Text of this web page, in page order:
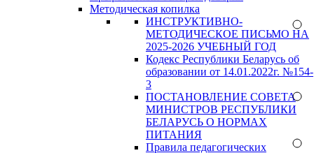
Методическая копилка
ИНСТРУКТИВНО-
МЕТОДИЧЕСКОЕ ПИСЬМО НА
2025-2026 УЧЕБНЫЙ ГОД
Кодекс Республики Беларусь об
образовании от 14.01.2022г. №154-
3
ПОСТАНОВЛЕНИЕ СОВЕТА
МИНИСТРОВ РЕСПУБЛИКИ
БЕЛАРУСЬ О НОРМАХ
ПИТАНИЯ
Правила педагогических